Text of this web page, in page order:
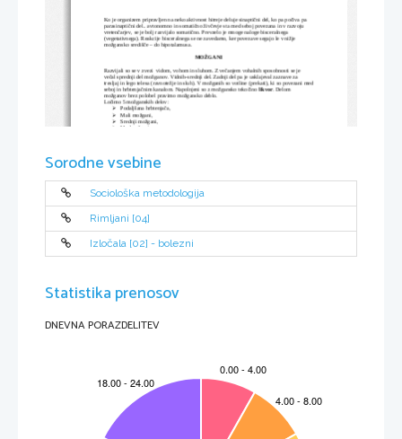
Ko je organizem pripravljen na neko aktivnost hitreje deluje sinaptični del, ko pa počiva pa
parasinaptični del.. avtonomno in somatično živčevje sta med seboj povezana in v razvoju
vretenčarjev, se je bolj razvijalo somatično. Prevzelo je mnoge naloge bisceralnega
(vegetativnega). Reakcije bisceralnega se ne zavedamo, ker povezave segajo le v nižje
možgansko središče – do hipotalamusa.
MOŽGANI
Razvijali so se v zvezi  vidom, vohom in sluhom. Z večanjem vohalnih sposobnosti se je
večal sprednji del možganov. Vidnih-srednji del. Zadnji del pa je usklajeval zaznave za
tresljaj in lego telesa (ravnotežje in sluh). V možganih so votline (prekati), ki so povezani med
seboj in hrbtenjačnim kanalom. Napolnjeni so z možgansko tekočino likvor . Delom
možganov brez polobel pravimo možgansko deblo.
Ločimo 5 možganskih delov:

Podaljšana hrbtenjača,

Mali možgani,

Srednji možgani,

Medmožgani,
Sorodne vsebine
Sociološka metodologija
Rimljani [04]
Izločala [02] - bolezni
Statistika prenosov
DNEVNA PORAZDELITEV